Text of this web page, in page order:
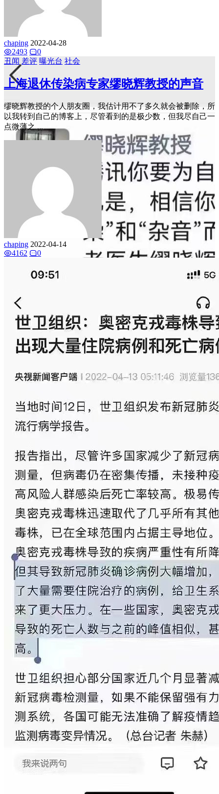
chaping 2022-04-28
2493
0
丑闻 差评 曝光台 社会
上海退休传染病专家缪晓辉教授的声音
缪晓辉教授的个人朋友圈，我估计用不了多久就会被删除，所
以我转到自己的博客上，尽管看到的是极少数，但我尽自己一
点微薄之 ...
chaping 2022-04-14
4162
0